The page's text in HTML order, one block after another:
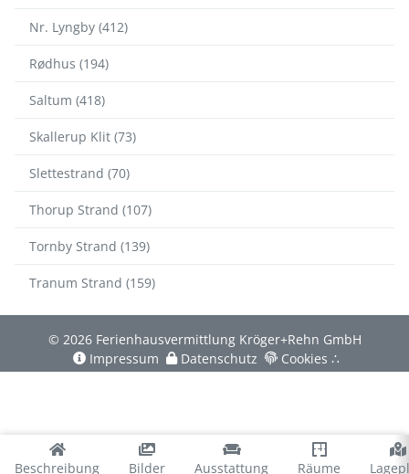
Beschreibung Bilder Ausstattung Räume
Nr. Lyngby (412)
Rødhus (194)
Saltum (418)
Skallerup Klit (73)
Slettestrand (70)
Thorup Strand (107)
Tornby Strand (139)
Tranum Strand (159)
© 2026 Ferienhausvermittlung Kröger+Rehn GmbH
Impressum
Datenschutz Cookies ∴